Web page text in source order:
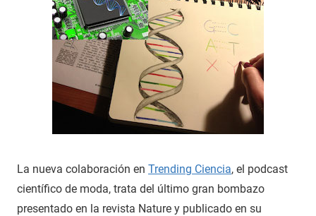
La nueva colaboración en Trending Ciencia, el podcast
científico de moda, trata del último gran bombazo
presentado en la revista Nature y publicado en su